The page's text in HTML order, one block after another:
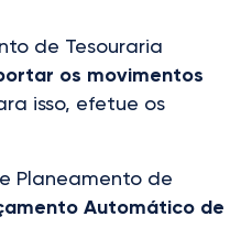
de Tesouraria
os movimentos
isso, efetue os
Planeamento de
Automático de